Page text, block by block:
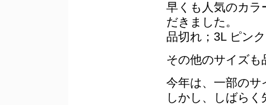
早くも人気のカラ
だきました。
品切れ；3L ピンク
その他のサイズ
今年は、一部のサ
しかし、しばら